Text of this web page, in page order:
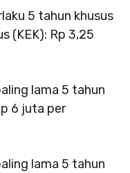
5 tahun khusus
(KEK): Rp 3,25
lama 5 tahun
6 juta per
lama 5 tahun